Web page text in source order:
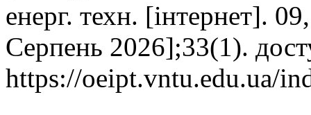
енерг. техн. [інтернет].
Серпень 2026];33(1).
https://oeipt.vntu.edu.ua/